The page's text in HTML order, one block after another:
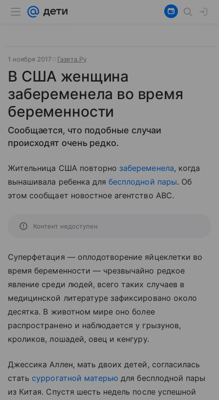
1 ноября 2017 Газета.Ру
В США женщина
забеременела во время
беременности
Сообщается, что подобные случаи
происходят очень редко.
Жительница США повторно забеременела, когда
вынашивала ребенка длябесплодной пары. Об
этом сообщает новостное агентство ABC.
Контент недоступен
Суперфетация — оплодотворение яйцеклетки во
время беременности — чрезвычайно редкое
явление среди людей, всего таких случаев в
медицинской литературе зафиксировано около
десятка. В животном мире оно более
распространено и наблюдается у грызунов,
кроликов, лошадей, овец и кенгуру.
Джессика Аллен, мать двоих детей, согласилась
стать суррогатной матерью для бесплодной пары
из Китая. Спустя шесть недель после успешной